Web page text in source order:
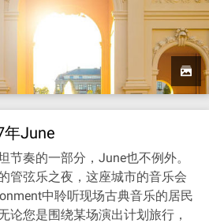
年June
节奏的一部分，June也不例外。
管弦乐之夜，这座城市的音乐会
中聆听现场古典音乐的居民
论您是围绕某场演出计划旅行，